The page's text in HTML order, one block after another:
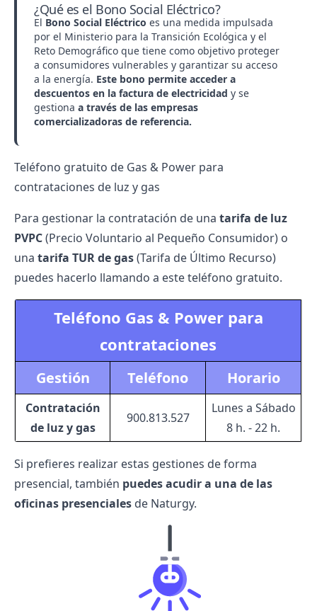
¿Qué es el Bono Social Eléctrico?
El Bono Social Eléctrico es una medida impulsada
por el Ministerio para la Transición Ecológica y el
Reto Demográfico que tiene como objetivo proteger
a consumidores vulnerables y garantizar su acceso
a la energía. Este bono permite acceder a
descuentos en la factura de electricidad y se
gestiona a través de las empresas
comercializadoras de referencia.
Teléfono gratuito de Gas & Power para
contrataciones de luz y gas
Para gestionar la contratación de una tarifa de luz
PVPC(Precio Voluntario al Pequeño Consumidor) o
una tarifa TUR de gas(Tarifa de Último Recurso)
puedes hacerlo llamando a este teléfono gratuito.
Teléfono Gas & Power para
contrataciones
Gestión Teléfono Horario
Contratación
de luz y gas
900.813.527
Lunes a Sábado
8 h. - 22 h.
Si prefieres realizar estas gestiones de forma
presencial, también puedes acudir a una de las
oficinas presenciales de Naturgy.